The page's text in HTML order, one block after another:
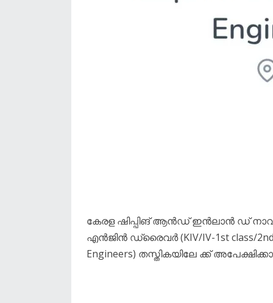
കേരള ഷിപ്പിങ് ആൻഡ് ഇൻലാൻ ഡ്
എൻജിൻ ഡ്രൈവർ (KIV/IV-1st class/2nd
Engineers) തസ്തികയിലേ ക്ക്